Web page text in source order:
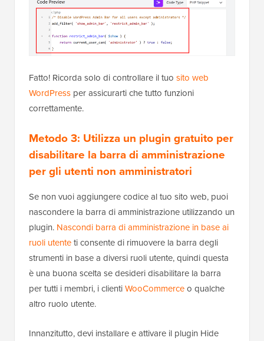
Fatto! Ricorda solo di controllare il tuo sito web
WordPress per assicurarti che tutto funzioni
correttamente.
Metodo 3: Utilizza un plugin gratuito per
disabilitare la barra di amministrazione
per gli utenti non amministratori
Se non vuoi aggiungere codice al tuo sito web, puoi
nascondere la barra di amministrazione utilizzando un
plugin. Nascondi barra di amministrazione in base ai
ruoli utenteti consente di rimuovere la barra degli
strumenti in base a diversi ruoli utente, quindi questa
è una buona scelta se desideri disabilitare la barra
per tutti i membri, i clientiWooCommerceo qualche
altro ruolo utente.
Innanzitutto, devi installare e attivare il plugin Hide